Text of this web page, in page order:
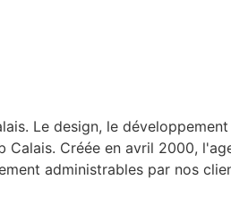
Le design, le
Créée en avril 2000,
administrables par nos